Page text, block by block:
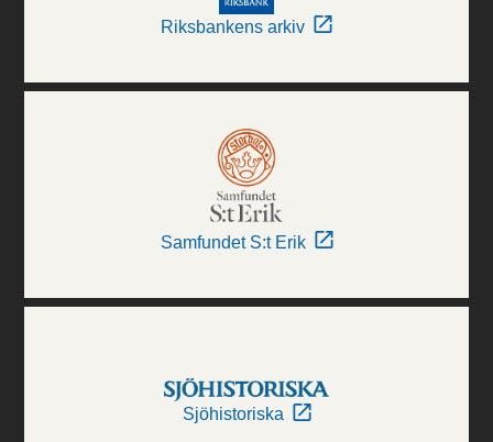
Riksbankens arkiv
Samfundet S:t Erik
Sjöhistoriska